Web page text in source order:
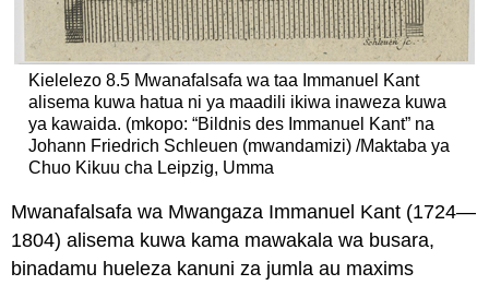
Kielelezo 8.5 Mwanafalsafa wa taa Immanuel Kant
alisema kuwa hatua ni ya maadili ikiwa inaweza kuwa
ya kawaida. (mkopo: “Bildnis des Immanuel Kant” na
Johann Friedrich Schleuen (mwandamizi) /Maktaba ya
Chuo Kikuu cha Leipzig, Umma
Mwanafalsafa wa Mwangaza Immanuel Kant (1724—
1804) alisema kuwa kama mawakala wa busara,
binadamu hueleza kanuni za jumla au maxims